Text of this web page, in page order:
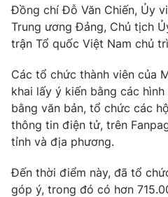
Hậu trường
Nhân vật
Khán giả
Giải sao mai
Giải trí
Điện ảnh
Âm nhạc
Sao
Đời sống
Du lịch
Làm đẹp
Chất lượng cuộc sống
Giáo dục
Tuyển sinh
Học trực tuyến
Công nghệ
Sản phẩm
Giao lưu trực tuyến
Đồng chí Đỗ Văn Chiến, Ủy
Trung ương Đảng, Chủ tịch
trận Tổ quốc Việt Nam chủ
Các tổ chức thành viên của
khai lấy ý kiến bằng các
bằng văn bản, tổ chức các
thông tin điện tử, trên
tỉnh và địa phương.
Đến thời điểm này, đã tổ
góp ý, trong đó có hơn